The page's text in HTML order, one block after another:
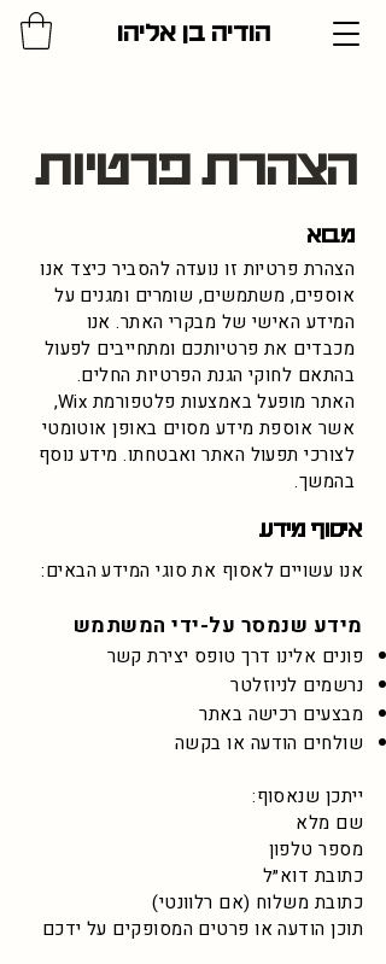
הודיה בן אליהו
הצהרת פרטיות
מבוא
הצהרת פרטיות זו נועדה להסביר כיצד אנו
אוספים, משתמשים, שומרים ומגנים על
המידע האישי של מבקרי האתר. אנו
מכבדים את פרטיותכם ומתחייבים לפעול
בהתאם לחוקי הגנת הפרטיות החלים.
האתר מופעל באמצעות פלטפורמת Wix,
אשר אוספת מידע מסוים באופן אוטומטי
לצורכי תפעול האתר ואבטחתו. מידע נוסף
בהמשך.
איסוף מידע
אנו עשויים לאסוף את סוגי המידע הבאים:
מידע שנמסר על-ידי המשתמש
פונים אלינו דרך טופס יצירת קשר
נרשמים לניוזלטר
מבצעים רכישה באתר
שולחים הודעה או בקשה
ייתכן שנאסוף:
שם מלא
מספר טלפון
כתובת דוא״ל
כתובת משלוח (אם רלוונטי)​
תוכן הודעה או פרטים המסופקים על ידכם